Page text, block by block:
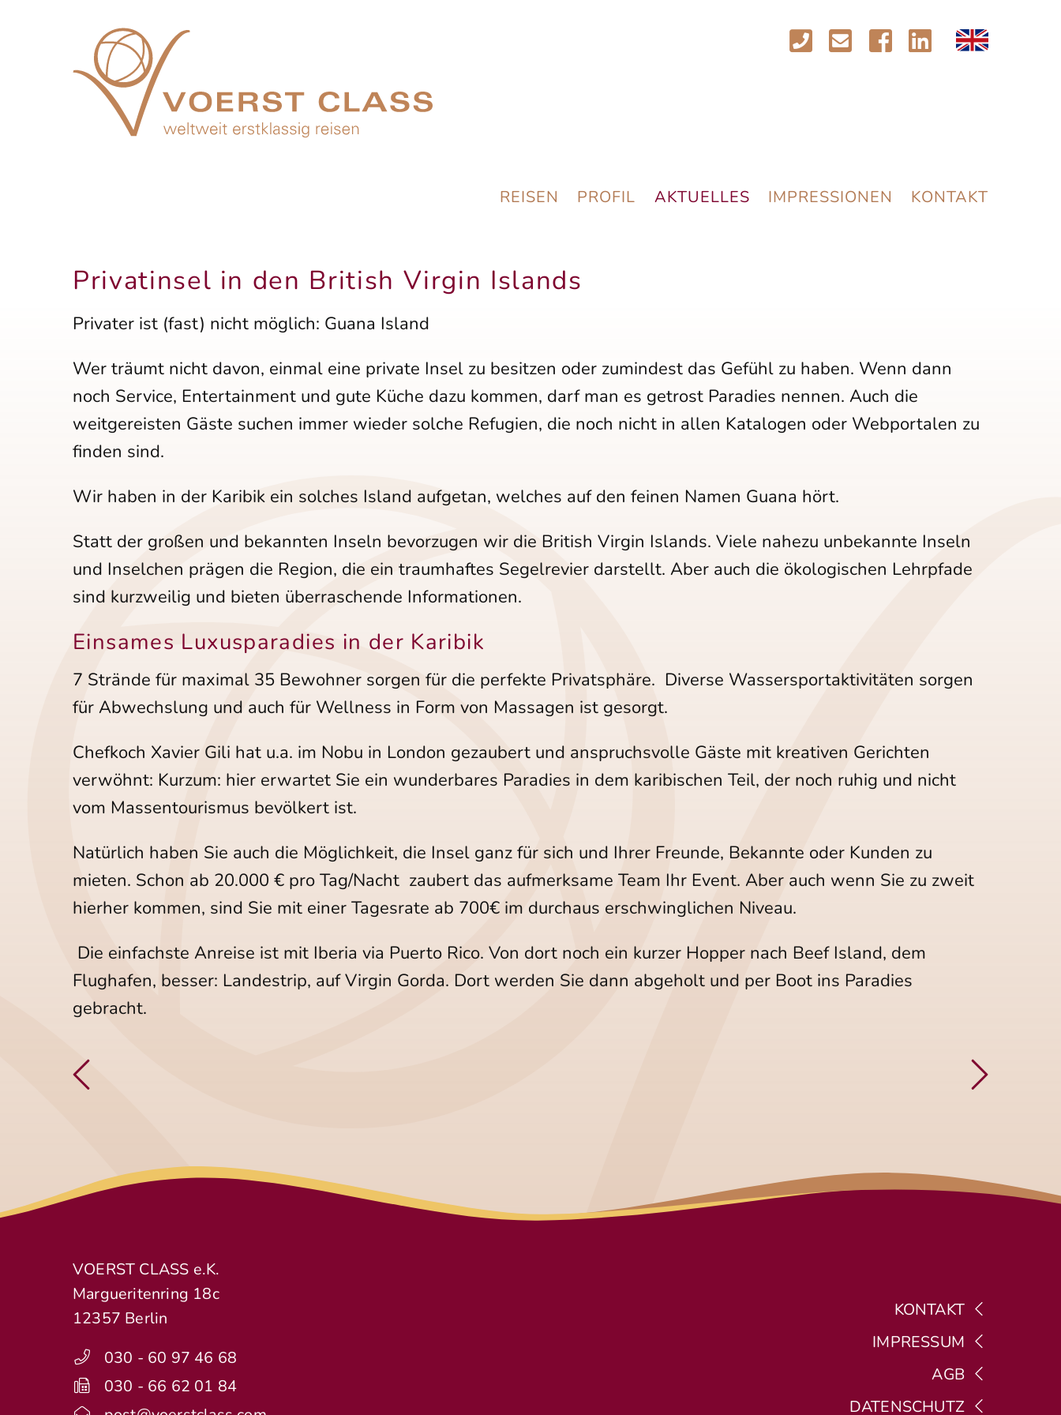
REISEN PROFIL AKTUELLES IMPRESSIONEN KONTAKT
Privatinsel in den British Virgin Islands
Privater ist (fast) nicht möglich: Guana Island
Wer träumt nicht davon, einmal eine private Insel zu besitzen oder zumindest das Gefühl zu haben. Wenn dann
noch Service, Entertainment und gute Küche dazu kommen, darf man es getrost Paradies nennen. Auch die
weitgereisten Gäste suchen immer wieder solche Refugien, die noch nicht in allen Katalogen oder Webportalen zu
finden sind.
Wir haben in der Karibik ein solches Island aufgetan, welches auf den feinen Namen Guana hört.
Statt der großen und bekannten Inseln bevorzugen wir die British Virgin Islands. Viele nahezu unbekannte Inseln
und Inselchen prägen die Region, die ein traumhaftes Segelrevier darstellt. Aber auch die ökologischen Lehrpfade
sind kurzweilig und bieten überraschende Informationen.
Einsames Luxusparadies in der Karibik
7 Strände für maximal 35 Bewohner sorgen für die perfekte Privatsphäre. Diverse Wassersportaktivitäten sorgen
für Abwechslung und auch für Wellness in Form von Massagen ist gesorgt.
Chefkoch Xavier Gili hat u.a. im Nobu in London gezaubert und anspruchsvolle Gäste mit kreativen Gerichten
verwöhnt: Kurzum: hier erwartet Sie ein wunderbares Paradies in dem karibischen Teil, der noch ruhig und nicht
vom Massentourismus bevölkert ist.
Natürlich haben Sie auch die Möglichkeit, die Insel ganz für sich und Ihrer Freunde, Bekannte oder Kunden zu
mieten. Schon ab 20.000 € pro Tag/Nacht zaubert das aufmerksame Team Ihr Event. Aber auch wenn Sie zu zweit
hierher kommen, sind Sie mit einer Tagesrate ab 700€ im durchaus erschwinglichen Niveau.
Die einfachste Anreise ist mit Iberia via Puerto Rico. Von dort noch ein kurzer Hopper nach Beef Island, dem
Flughafen, besser: Landestrip, auf Virgin Gorda. Dort werden Sie dann abgeholt und per Boot ins Paradies
gebracht.
VOERST CLASS e.K.
Margueritenring 18c
12357 Berlin
030 - 60 97 46 68
030 - 66 62 01 84
KONTAKT
IMPRESSUM
AGB
DATENSCHUTZ